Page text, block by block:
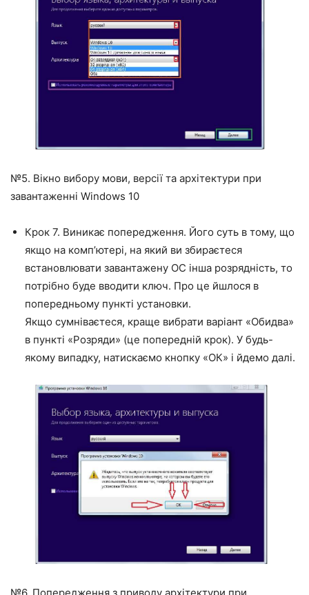
№5. Вікно вибору мови, версії та архітектури при
завантаженні Windows 10
Крок 7. Виникає попередження. Його суть в тому, що
якщо на комп’ютері, на який ви збираєтеся
встановлювати завантажену ОС інша розрядність, то
потрібно буде вводити ключ. Про це йшлося в
попередньому пункті установки.
Якщо сумніваєтеся, краще вибрати варіант «Обидва»
в пункті «Розряди» (це попередній крок). У будь-
якому випадку, натискаємо кнопку «ОК» і йдемо далі.
№6. Попередження з приводу архітектури при